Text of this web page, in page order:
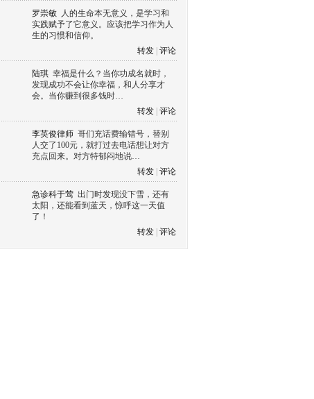
罗崇敏 人的生命本无意义，是学习和
实践赋予了它意义。应该把学习作为人
生的习惯和信仰。
转发 评论
陆琪 幸福是什么？当你功成名就时，
发现成功不会让你幸福，和人分享才
会。当你赚到很多钱时…
转发 评论
李英俊律师 哥们充话费输错号，替别
人交了100元，就打过去电话想让对方
充点回来。对方特郁闷地说…
转发 评论
急诊科于莺 出门时发现没下雪，还有
太阳，还能看到蓝天，惊呼这一天值
了！
转发 评论